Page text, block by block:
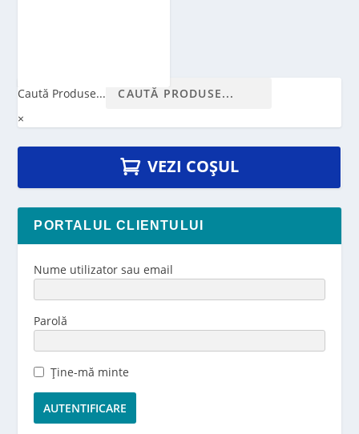
Caută Produse...
×
VEZI COȘUL
PORTALUL CLIENTULUI
Nume utilizator sau email
Parolă
Ține-mă minte